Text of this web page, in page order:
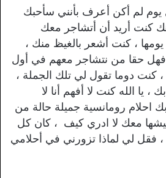
يوم لم أكن أعرف بأنني سأحبك
كنت أريد أن أتشاجر معك
، كنت أشعر بالغيظ منك ،
فهل حقا من نتشاجر معهم في أول
، كنت دوما تقول لي تلك الجملة ،
يا الله كنت لا أفهم أنا لا
احلام رومانسية جميلة حالة من
معك لا ادري كيف ، كان كل
فقل لي لماذا تزورني في أحلامي